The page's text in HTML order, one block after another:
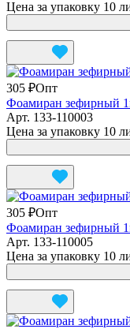
Цена за упаковку 10
305 ₽Опт
Фоамиран зефирный
Арт. 133-110003
Цена за упаковку 10
305 ₽Опт
Фоамиран зефирный
Арт. 133-110005
Цена за упаковку 10